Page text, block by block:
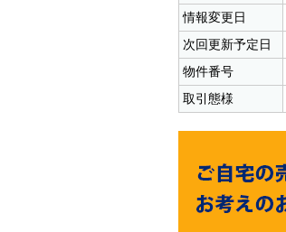
情報変更日
次回更新予定日
物件番号
取引態様